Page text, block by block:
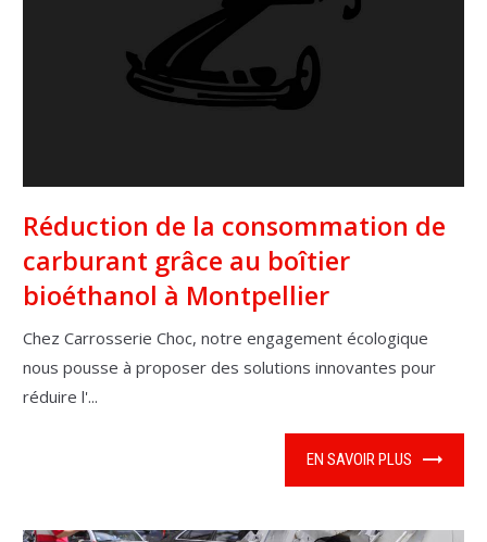
Réduction de la consommation de
carburant grâce au boîtier
bioéthanol à Montpellier
Chez Carrosserie Choc, notre engagement écologique
nous pousse à proposer des solutions innovantes pour
réduire l'...
EN SAVOIR PLUS